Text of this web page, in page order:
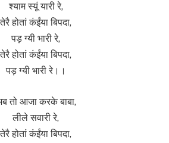
श्याम स्यूं यारी रे,
तेरै होतां कंईंया बिपदा,
पड़ ग्यी भारी रे,
तेरै होतां कंईंया बिपदा,
पड़ ग्यी भारी रे।।
तो आजा करके बाबा,
लीले सवारी रे,
तेरै होतां कंईंया बिपदा,